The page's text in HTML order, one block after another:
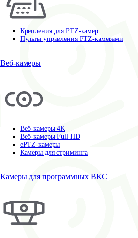
Крепления для PTZ-камер
Пульты управления PTZ-камерами
Веб-камеры
Веб-камеры 4K
Веб-камеры Full HD
ePTZ-камеры
Камеры для стриминга
Камеры для программных ВКС